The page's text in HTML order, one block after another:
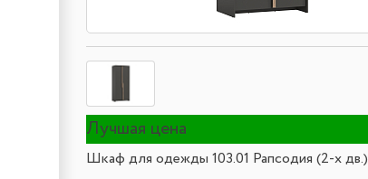
Лучшая цена
Шкаф для одежды 103.01 Рапсодия (2-х дв.)